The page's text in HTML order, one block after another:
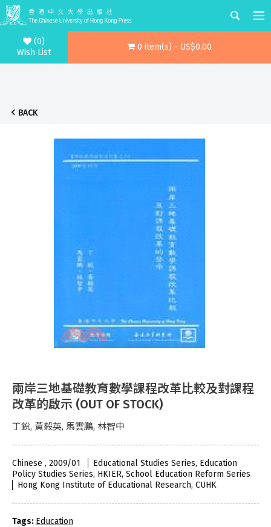
(0)
Wish List
0 item(s) - US$0.00
BACK
兩岸三地基礎教育數學課程改革比較及對課程
改革的啟示 (OUT OF STOCK)
丁銳, 黃毅英, 馬雲鵬, 林智中
Chinese , 2009/01
Educational Studies Series, Education
Policy Studies Series, HKIER, School Education Reform Series
Hong Kong Institute of Educational Research, CUHK
Tags: Education